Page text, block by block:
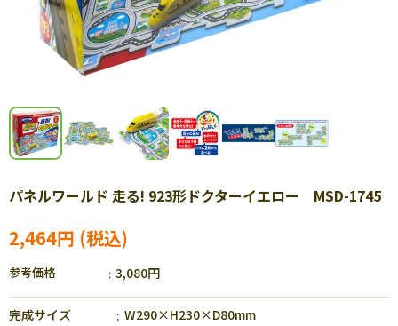
パネルワールド 走る! 923形ドクターイエロー MSD-1745
2,464円
参考価格 3,080円
完成サイズ W290×H230×D80mm